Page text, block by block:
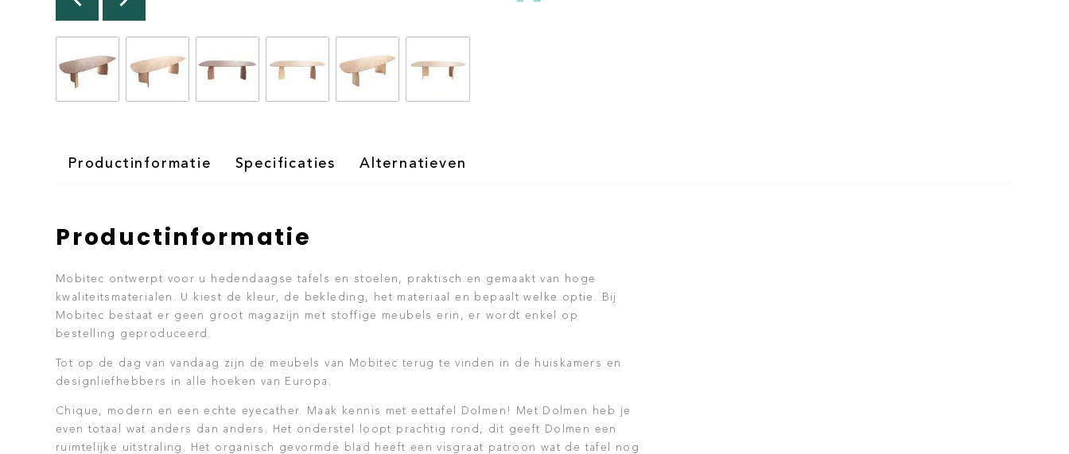
Productinformatie Specificaties Alternatieven
Productinformatie
Mobitec ontwerpt voor u hedendaagse tafels en stoelen, praktisch en gemaakt van hoge
kwaliteitsmaterialen. U kiest de kleur, de bekleding, het materiaal en bepaalt welke optie. Bij
Mobitec bestaat er geen groot magazijn met stoffige meubels erin, er wordt enkel op
bestelling geproduceerd.
Tot op de dag van vandaag zijn de meubels van Mobitec terug te vinden in de huiskamers en
designliefhebbers in alle hoeken van Europa.
Chique, modern en een echte eyecather. Maak kennis met eettafel Dolmen! Met Dolmen heb je
even totaal wat anders dan anders. Het onderstel loopt prachtig rond, dit geeft Dolmen een
ruimtelijke uitstraling. Het organisch gevormde blad heeft een visgraat patroon wat de tafel nog